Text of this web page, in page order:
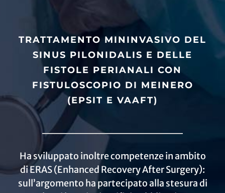
TRATTAMENTO MININVASIVO DEL
SINUS PILONIDALIS E DELLE
FISTOLE PERIANALI CON
FISTULOSCOPIO DI MEINERO
(EPSIT E VAAFT)
Ha sviluppato inoltre competenze in ambito
di ERAS (Enhanced Recovery After Surgery):
sull’argomento ha partecipato alla stesura di